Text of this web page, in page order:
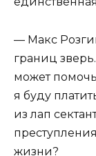
— Макс
границ
может
я буду
из лап
жизни?